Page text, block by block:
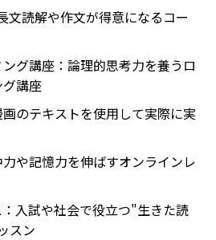
文読解や作文が得意になるコー
グ講座：論理的思考力を養うロ
講座
のテキストを使用して実際に実
や記憶力を伸ばすオンラインレ
入試や社会で役立つ"生きた読
スン